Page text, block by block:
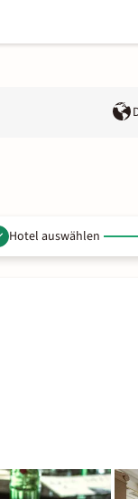
Hotel auswählen